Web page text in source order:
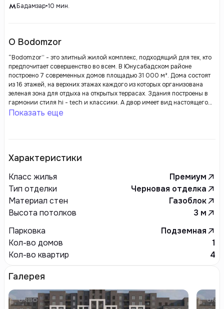
Бадамзар•10 мин.
О Bodomzor
“Bodomzor” - это элитный жилой комплекс, подходящий для тех, кто
предпочитает совершенство во всем. В Юнусабадском районе
построено 7 современных домов площадью 31 000 м². Дома состоят
из 16 этажей, на верхних этажах каждого из которых организована
зеленая зона для отдыха на открытых террасах. Здания построены в
гармонии стиля hi - tech и классики. А двор имеет вид настоящего
парка.
Показать еще
Характеристики
Класс жилья
Премиум
Тип отделки
Черновая отделка
Материал стен
Газоблок
Высота потолков
3 м
Парковка
Подземная
Кол-во домов
1
Кол-во квартир
4
Галерея